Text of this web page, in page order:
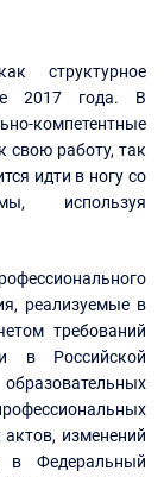
структурное
2017 года. В
компетентные
свою работу, так
идти в ногу со
используя
реализуемые в
требований
в Российской
изменений
в Федеральный